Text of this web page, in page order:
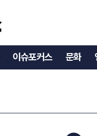
이슈포커스 문화